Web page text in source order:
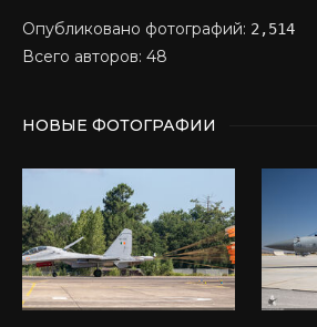
Опубликовано фотографий: 2,514
Всего авторов: 48
НОВЫЕ ФОТОГРАФИИ